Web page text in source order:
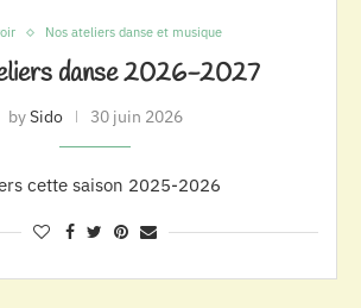
Nos ateliers danse et musique
danse 2026-2027
bySido 30 juin 2026
cette saison 2025-2026